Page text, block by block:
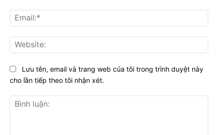
Lưu tên, email và trang web của tôi trong trình duyệt này
cho lần tiếp theo tôi nhận xét.